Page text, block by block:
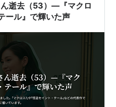
ンオウ地方のポケモンリー
シリーズ初めての女性チャ
長老の孫でもある。
身分を隠しながら、主人公
する。
の神話を調べている。
ん逝去（53）—『マクロ
ール』で輝いた声